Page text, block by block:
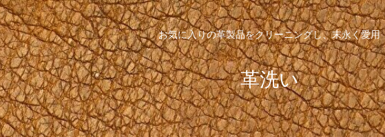
お気に入りの革製品をクリーニングし、末永く愛用
革洗い